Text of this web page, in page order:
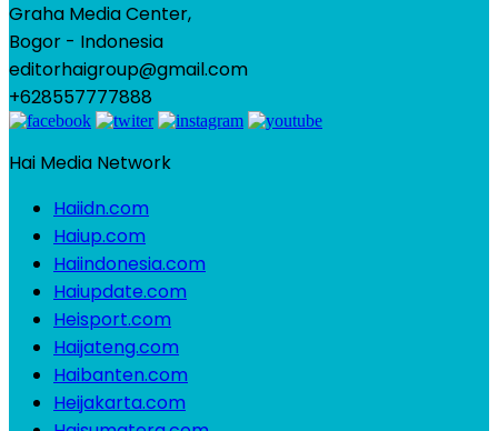
Graha Media Center,
Bogor - Indonesia
editorhaigroup@gmail.com
+628557777888
Hai Media Network
Haiidn.com
Haiup.com
Haiindonesia.com
Haiupdate.com
Heisport.com
Haijateng.com
Haibanten.com
Heijakarta.com